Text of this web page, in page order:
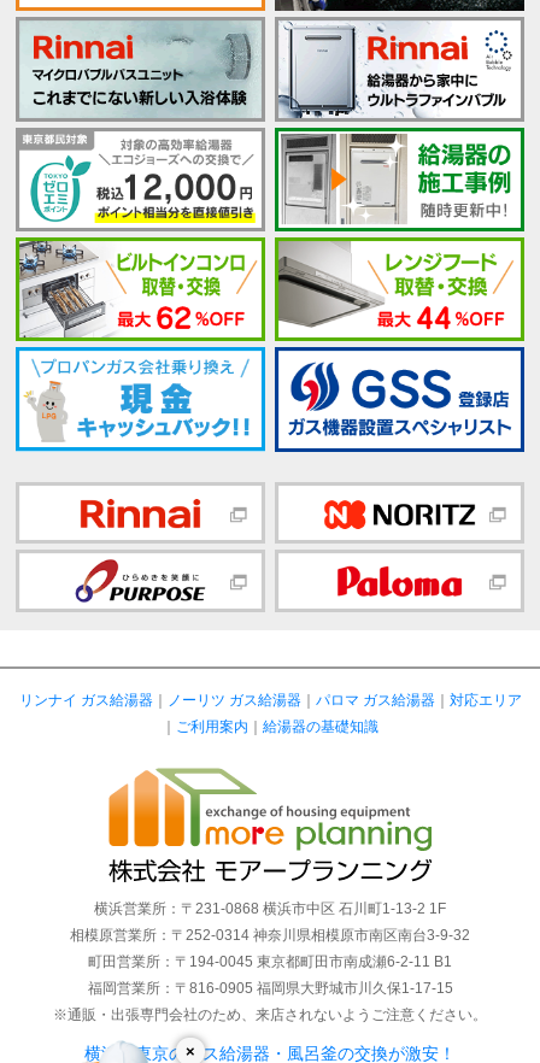
×
リンナイ ガス給湯器｜ ノーリツ ガス給湯器｜ パロマ ガス給湯器｜ 対応エリア
｜ ご利用案内 ｜ 給湯器の基礎知識
横浜営業所：〒231-0868 横浜市中区 石川町1-13-2 1F
相模原営業所：〒252-0314 神奈川県相模原市南区南台3-9-32
町田営業所：〒194-0045 東京都町田市南成瀬6-2-11 B1
福岡営業所：〒816-0905 福岡県大野城市川久保1-17-15
※通販・出張専門会社のため、来店されないようご注意ください。
横浜・東京のガス給湯器・風呂釜の交換が激安！